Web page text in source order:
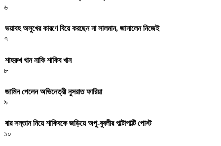
৬
ভয়াবহ অসুখের কারণে বিয়ে করছেন না সালমান, জানালেন নিজেই
৭
শাহরুখ খান নাকি শাকিব খান
৮
জামিন পেলেন অভিনেত্রী নুসরাত ফারিয়া
৯
বার সন্তান নিয়ে শাকিবকে জড়িয়ে অপু-বুবলীর পাল্টাপাল্টি পোস্ট
১০